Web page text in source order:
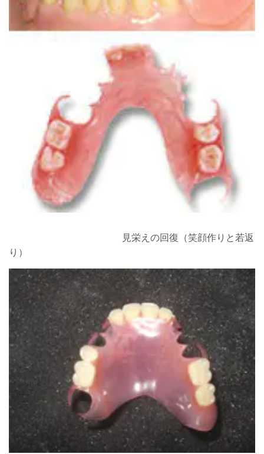
見栄えの回復（笑顔作りと若返
り）